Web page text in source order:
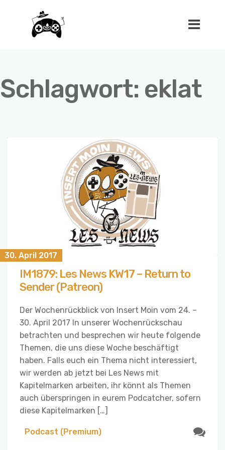
Schlagwort: eklat
30. April 2017
IM1879: Les News KW17 – Return to
Sender (Patreon)
Der Wochenrückblick von Insert Moin vom 24. –
30. April 2017 In unserer Wochenrückschau
betrachten und besprechen wir heute folgende
Themen, die uns diese Woche beschäftigt
haben. Falls euch ein Thema nicht interessiert,
wir werden ab jetzt bei Les News mit
Kapitelmarken arbeiten, ihr könnt als Themen
auch überspringen in eurem Podcatcher, sofern
diese Kapitelmarken […]
Podcast (Premium)